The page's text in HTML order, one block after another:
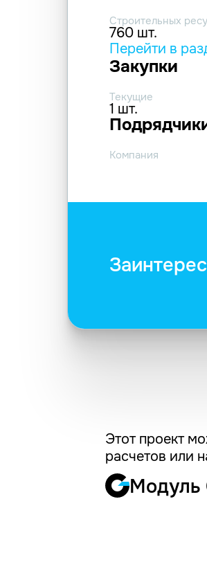
Строительных
760 шт.
Перейти в
Закупки
Текущие
1 шт.
Компания
Этот проект
расчетов или
Модуль